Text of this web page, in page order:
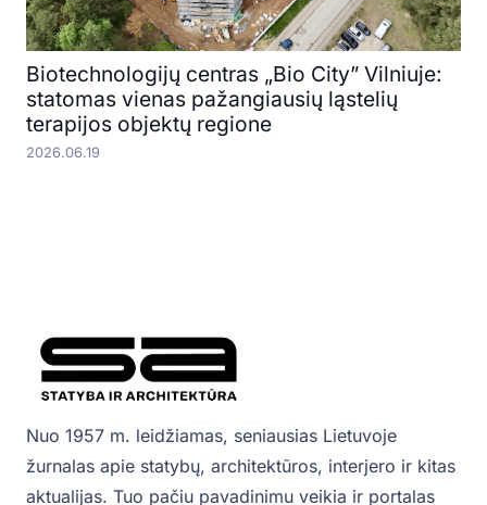
Biotechnologijų centras „Bio City” Vilniuje:
statomas vienas pažangiausių ląstelių
terapijos objektų regione
2026.06.19
Nuo 1957 m. leidžiamas, seniausias Lietuvoje
žurnalas apie statybų, architektūros, interjero ir kitas
aktualijas. Tuo pačiu pavadinimu veikia ir portalas